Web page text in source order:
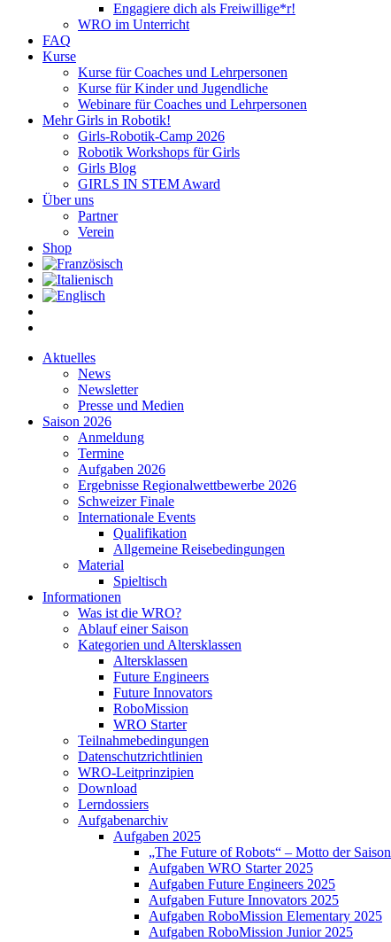
Engagiere dich als Freiwillige*r!
WRO im Unterricht
FAQ
Kurse
Kurse für Coaches und Lehrpersonen
Kurse für Kinder und Jugendliche
Webinare für Coaches und Lehrpersonen
Mehr Girls in Robotik!
Girls-Robotik-Camp 2026
Robotik Workshops für Girls
Girls Blog
GIRLS IN STEM Award
Über uns
Partner
Verein
Shop
Aktuelles
News
Newsletter
Presse und Medien
Saison 2026
Anmeldung
Termine
Aufgaben 2026
Ergebnisse Regionalwettbewerbe 2026
Schweizer Finale
Internationale Events
Qualifikation
Allgemeine Reisebedingungen
Material
Spieltisch
Informationen
Was ist die WRO?
Ablauf einer Saison
Kategorien und Altersklassen
Altersklassen
Future Engineers
Future Innovators
RoboMission
WRO Starter
Teilnahmebedingungen
Datenschutzrichtlinien
WRO-Leitprinzipien
Download
Lerndossiers
Aufgabenarchiv
Aufgaben 2025
„The Future of Robots“ – Motto der Saison
Aufgaben WRO Starter 2025
Aufgaben Future Engineers 2025
Aufgaben Future Innovators 2025
Aufgaben RoboMission Elementary 2025
Aufgaben RoboMission Junior 2025